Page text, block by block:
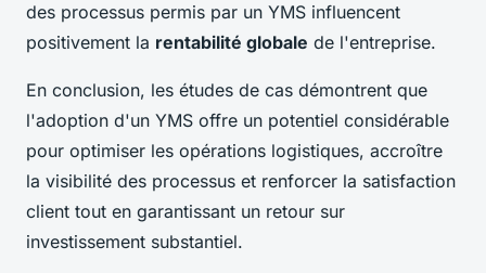
des processus permis par un YMS influencent
positivement la rentabilité globale de l'entreprise.
En conclusion, les études de cas démontrent que
l'adoption d'un YMS offre un potentiel considérable
pour optimiser les opérations logistiques, accroître
la visibilité des processus et renforcer la satisfaction
client tout en garantissant un retour sur
investissement substantiel.